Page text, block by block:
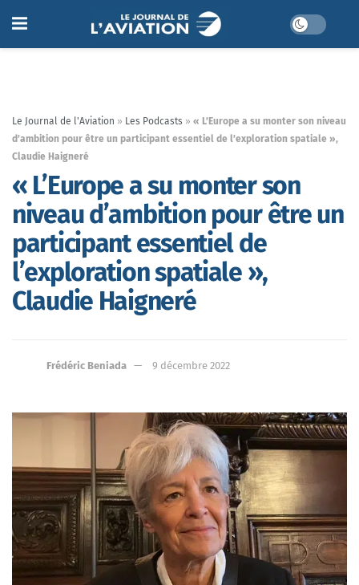
Le Journal de l'Aviation » Les Podcasts » « L’Europe a su monter son niveau
d’ambition pour être un participant essentiel de l’exploration spatiale »,
Claudie Haigneré
« L’Europe a su monter son
niveau d’ambition pour être un
participant essentiel de
l’exploration spatiale »,
Claudie Haigneré
Frédéric Beniada 9 décembre 2022